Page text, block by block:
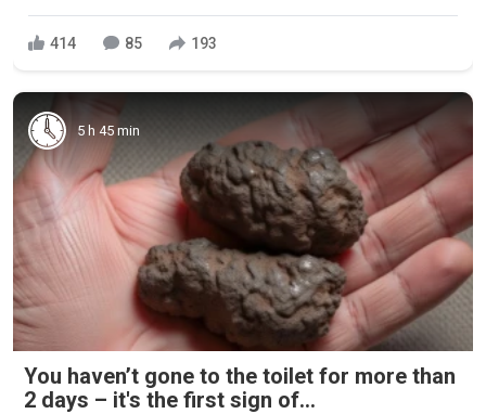
414 85 193
5 h 45 min
You haven’t gone to the toilet for more than
2 days – it's the first sign of...